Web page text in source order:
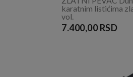
karatnim listićima
vol.
7.400,00 RSD